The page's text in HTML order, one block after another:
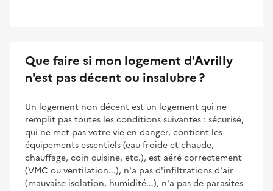
Que faire si mon logement d'Avrilly
n'est pas décent ou insalubre ?
Un logement non décent est un logement qui ne
remplit pas toutes les conditions suivantes : sécurisé,
qui ne met pas votre vie en danger, contient les
équipements essentiels (eau froide et chaude,
chauffage, coin cuisine, etc.), est aéré correctement
(VMC ou ventilation...), n'a pas d'infiltrations d'air
(mauvaise isolation, humidité...), n'a pas de parasites